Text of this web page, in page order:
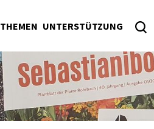
THEMEN UNTERSTÜTZUNG